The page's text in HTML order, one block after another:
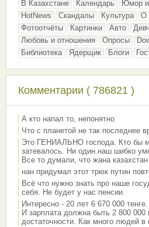
В Казахстане
Календарь Юмор и
HotNews
Скандалы Культура О
Фотоотчёты
Картинки Авто
Любовь и отношения
Опросы
Библиотека
Ядерщик Блоги
Комментарии ( 786821 )
А кто напал то, непонятно
Что с планетой не так последнее
Это ГЕНИАЛЬНО господа. Кто бы
затевалось. Ни один наш шибко
Все то думали, что жана казахстан
нан придумал этот трюк путин
Всё что нужно знать про наше
себя. Не будет у нас пенсии.
Интересно - 20 лет 6 670 000
И зарплата должна быть 2 800 000
достаточности. Как много людей